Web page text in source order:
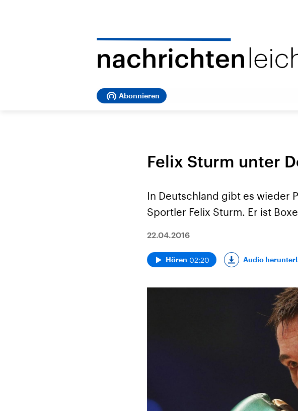
Abonnieren
Felix Sturm unter
In Deutschland gibt es wieder
Sportler Felix Sturm. Er ist
22.04.2016
Hören 02:20 Audio